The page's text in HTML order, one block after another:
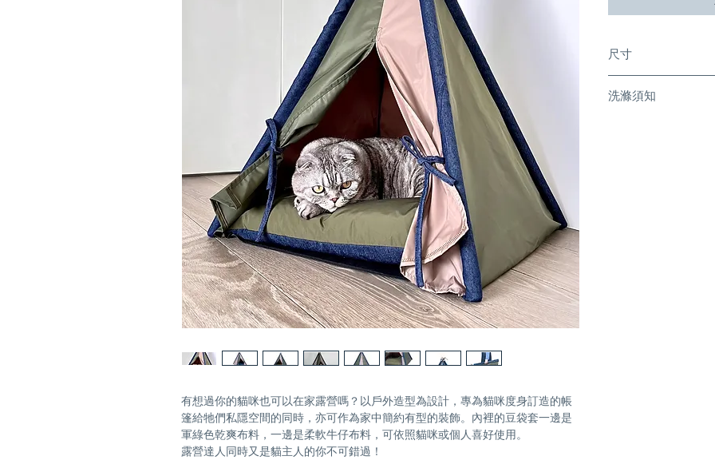
有想過你的貓咪也可以在家露營嗎？以戶外造型為設計，專為貓咪度身訂造的帳
篷給牠們私隱空間的同時，亦可作為家中簡約有型的裝飾。內裡的豆袋套一邊是
軍綠色乾爽布料，一邊是柔軟牛仔布料，可依照貓咪或個人喜好使用。
露營達人同時又是貓主人的你不可錯過！
尺寸
高度： 75cm
洗滌須知